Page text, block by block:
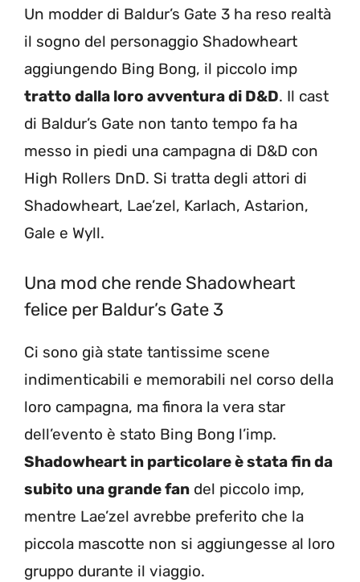
Un modder di Baldur’s Gate 3 ha reso realtà
il sogno del personaggio Shadowheart
aggiungendo Bing Bong, il piccolo imp
tratto dalla loro avventura di D&D. Il cast
di Baldur’s Gate non tanto tempo fa ha
messo in piedi una campagna di D&D con
High Rollers DnD. Si tratta degli attori di
Shadowheart, Lae’zel, Karlach, Astarion,
Gale e Wyll.
Una mod che rende Shadowheart
felice per Baldur’s Gate 3
Ci sono già state tantissime scene
indimenticabili e memorabili nel corso della
loro campagna, ma finora la vera star
dell’evento è stato Bing Bong l’imp.
Shadowheart in particolare è stata fin da
subito una grande fan del piccolo imp,
mentre Lae’zel avrebbe preferito che la
piccola mascotte non si aggiungesse al loro
gruppo durante il viaggio.